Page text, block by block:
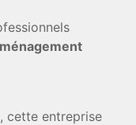
, cette entreprise